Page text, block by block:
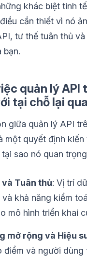
khác biệt tinh
cần thiết vì nó
tư thế tuân thủ
bạn.
quản lý API
tại chỗ lại
giữa quản lý API
một quyết định
sao nó quan
và Tuân thủ: Vị trí
và khả năng kiểm
mô hình triển khai
mở rộng và Hiệu
điểm và người dùng